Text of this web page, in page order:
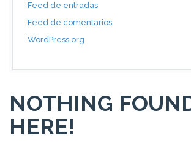
Feed de entradas
Feed de comentarios
WordPress.org
NOTHING
HERE!